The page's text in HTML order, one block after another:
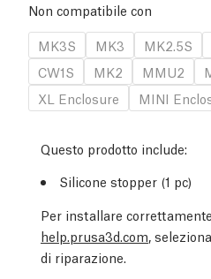
Non compatibile con
MK3S
MK3 MK2.5S
CW1S
MK2 MMU2
XL Enclosure
MINI
Questo prodotto include:
Silicone stopper (1 pc)
Per installare
help.prusa3d.com,
di riparazione.